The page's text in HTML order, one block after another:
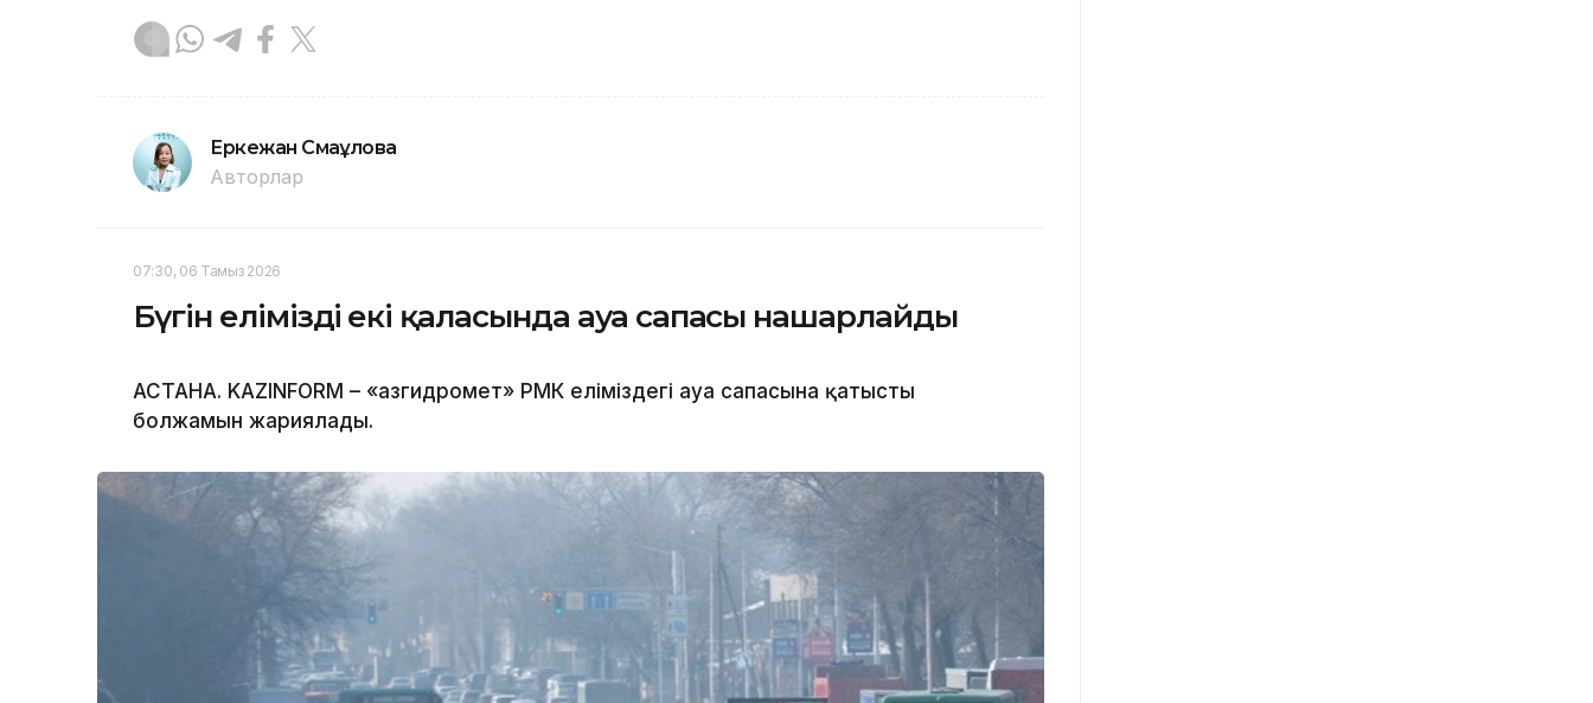
Еркежан Смағұлова
Авторлар
07:30, 06 Тамыз 2026
Бүгін еліміздің екі қаласында ауа сапасы нашарлайды
АСТАНА. KAZINFORM – «Қазгидромет» РМК еліміздегі ауа сапасына қатысты
болжамын жариялады.